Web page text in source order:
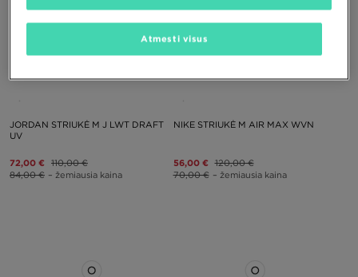
JORDAN STRIUKĖ M J LWT DRAFT
UV
72,00 € 110,00 €
84,00 € – žemiausia kaina
NIKE STRIUKĖ M AIR MAX WVN
56,00 € 120,00 €
70,00 € – žemiausia kaina
Atmesti visus